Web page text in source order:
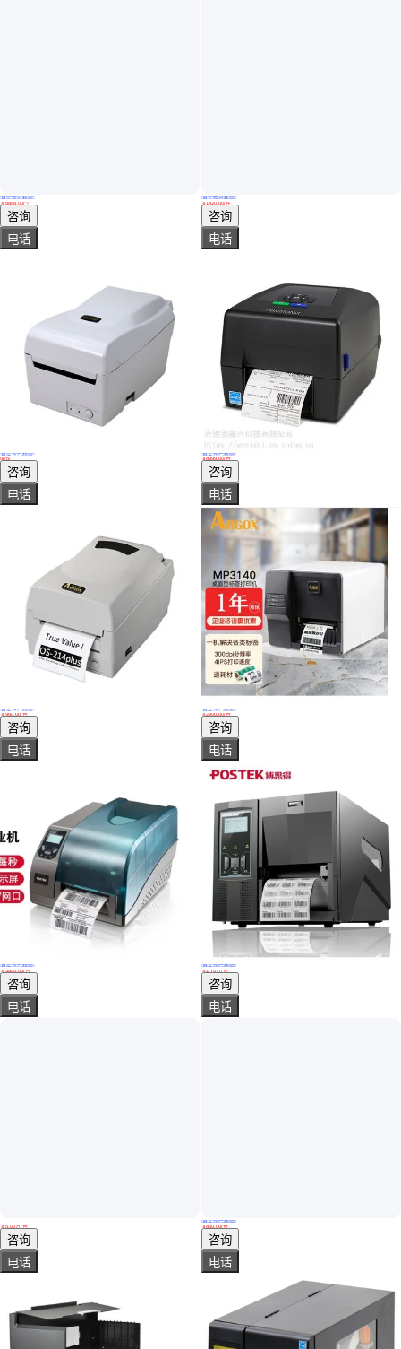
G6uv打印机 发货及时 售后无忧 稳定的生产表现 让你没有后顾之忧
真实性已核验
￥8888.00/个
广东深圳
咨询
电话
立象OS-214D打印机 4寸热敏式桌上型条形码打印机
真实性已核验
面议
广东深圳
咨询
电话
立象打印机OS-214Plus打印机热敏/热转印桌面型立象打印机
真实性已核验
￥960.00/台
广东深圳
咨询
电话
博思得打印机（POSTEK） G2000 G3000 工业级标签
真实性已核验
￥ 3800.00/台
广东深圳
咨询
电话
￥5.00万/台
山东临沂
咨询
电话
POSTEK博思得Q8条码标签打印机 打码机 打标机 医疗器械溯源
真实性已核验
￥1420 .00/件
江苏苏州
咨询
电话
TSC普印力T830RFID条码标签打印机 300DPI服装吊牌打印机
真实性已核验
￥8999.00/台
江苏无锡
咨询
电话
立象ARGOX MP-3140打印机不干胶标签机热敏景区门票吊牌洗水唛
真实性已核验
￥2900.00/台
广东深圳
咨询
电话
博思得打印机（POSTEK） TX2TX3TX6 RFID条码不干胶标签机工业级
真实性已核验
￥1 .70万/台
广东深圳
咨询
电话
LEDEN雷丹LG922不干胶标签条码热转印打印机非热敏桌面打印机
真实性已核验
￥850 .00/台
江苏南京
咨询
电话